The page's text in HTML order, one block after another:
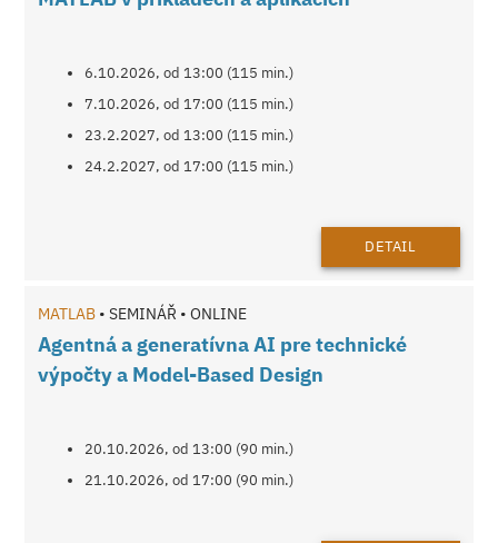
6.10.2026, od 13:00 (115 min.)
7.10.2026, od 17:00 (115 min.)
23.2.2027, od 13:00 (115 min.)
24.2.2027, od 17:00 (115 min.)
DETAIL
MATLAB • SEMINÁŘ • ONLINE
Agentná a generatívna AI pre technické
výpočty a Model-Based Design
20.10.2026, od 13:00 (90 min.)
21.10.2026, od 17:00 (90 min.)